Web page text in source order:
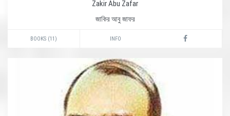
Zakir Abu Zafar
জাকির আবু জাফর
BOOKS (11) INFO